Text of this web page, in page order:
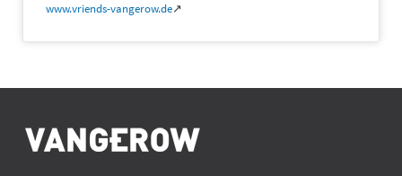
www.vriends-vangerow.de↗